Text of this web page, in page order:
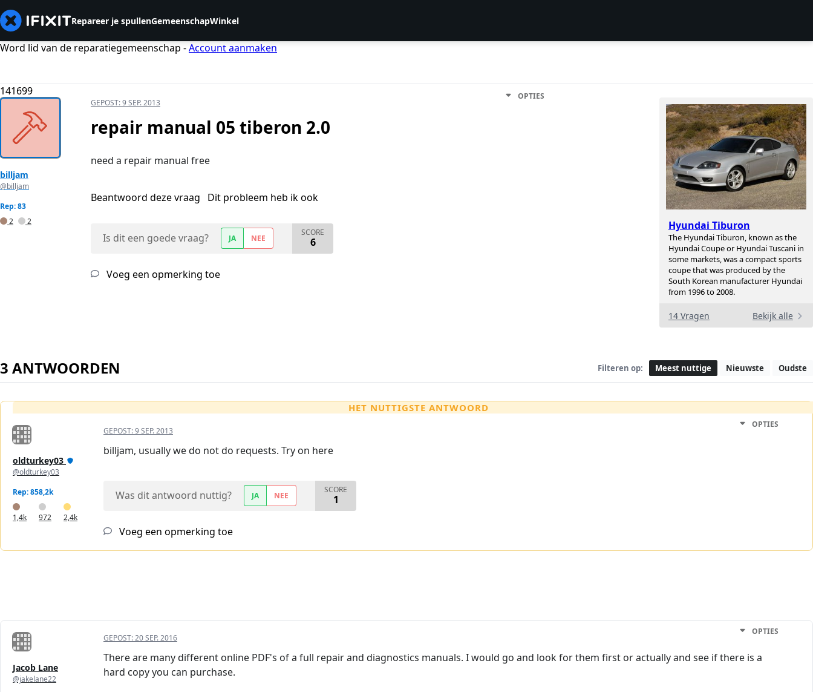
Repareer je spullenGemeenschapWinkel
Word lid van de reparatiegemeenschap -Account aanmaken
141699
Hyundai Tiburon
The Hyundai Tiburon, known as the
Hyundai Coupe or Hyundai Tuscani in
some markets, was a compact sports
coupe that was produced by the
South Korean manufacturer Hyundai
from 1996 to 2008.
14 Vragen Bekijk alle
billjam
@billjam
Rep: 83
2
2
GEPOST:9 SEP. 2013
OPTIES
repair manual 05 tiberon 2.0
need a repair manual free
Beantwoord deze vraag Dit probleem heb ik ook
Is dit een goede vraag? JA NEE
SCORE
6
Voeg een opmerking toe
3 ANTWOORDEN Filteren op: Meest nuttige Nieuwste Oudste
HET NUTTIGSTE ANTWOORD
oldturkey03
@oldturkey03
Rep: 858,2k
1,4k 972 2,4k
GEPOST:9 SEP. 2013
OPTIES
billjam, usually we do not do requests. Try on here
Was dit antwoord nuttig? JA NEE
SCORE
1
Voeg een opmerking toe
Jacob Lane
@jakelane22
GEPOST:20 SEP. 2016
OPTIES
There are many different online PDF's of a full repair and diagnostics manuals. I would go and look for them first or actually and see if there is a
hard copy you can purchase.